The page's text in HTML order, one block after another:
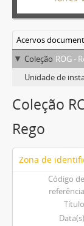
Acervos
Coleção ROG -
Unidade de
Coleção
Rego
Zona de
Código de
referência
Título
Data(s)